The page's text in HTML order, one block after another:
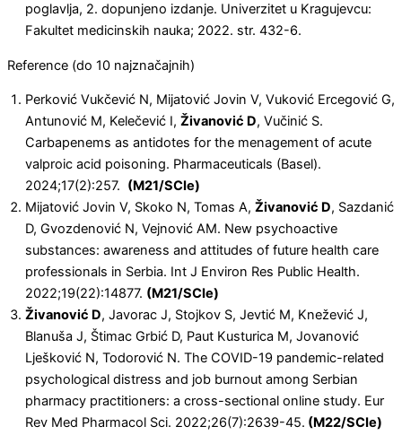
poglavlja, 2. dopunjeno izdanje. Univerzitet u Kragujevcu:
Fakultet medicinskih nauka; 2022. str. 432-6.
Reference (do 10 najznačajnih)
Perković Vukčević N, Mijatović Jovin V, Vuković Ercegović G,
Antunović M, Kelečević I, Živanović D, Vučinić S.
Carbapenems as antidotes for the menagement of acute
valproic acid poisoning. Pharmaceuticals (Basel).
2024;17(2):257. (M21/SCIe)
Mijatović Jovin V, Skoko N, Tomas A, Živanović D, Sazdanić
D, Gvozdenović N, Vejnović AM. New psychoactive
substances: awareness and attitudes of future health care
professionals in Serbia. Int J Environ Res Public Health.
2022;19(22):14877. (M21/SCIe)
Živanović D, Javorac J, Stojkov S, Jevtić M, Knežević J,
Blanuša J, Štimac Grbić D, Paut Kusturica M, Jovanović
Lješković N, Todorović N. The COVID-19 pandemic-related
psychological distress and job burnout among Serbian
pharmacy practitioners: a cross-sectional online study. Eur
Rev Med Pharmacol Sci. 2022;26(7):2639-45. (M22/SCIe)